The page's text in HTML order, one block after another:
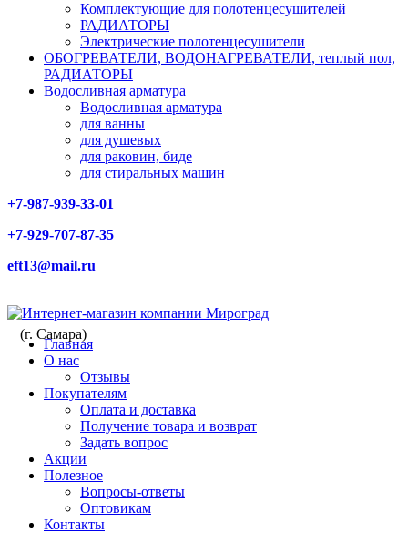
Комплектующие для полотенцесушителей
РАДИАТОРЫ
Электрические полотенцесушители
ОБОГРЕВАТЕЛИ, ВОДОНАГРЕВАТЕЛИ, теплый пол,
РАДИАТОРЫ
Водосливная арматура
Водосливная арматура
для ванны
для душевых
для раковин, биде
для стиральных машин
+7-987-939-33-01
+7-929-707-87-35
eft13@mail.ru
(г. Самара)
Главная
О нас
Отзывы
Покупателям
Оплата и доставка
Получение товара и возврат
Задать вопрос
Акции
Полезное
Вопросы-ответы
Оптовикам
Контакты